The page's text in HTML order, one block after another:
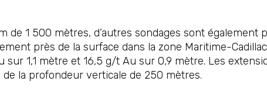
1 500 mètres, d’autres sondages sont également
près de la surface dans la zone Maritime-
1,1 mètre et 16,5 g/t Au sur 0,9 mètre. Les
la profondeur verticale de 250 mètres.